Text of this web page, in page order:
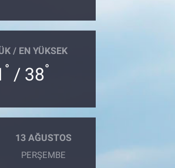
/ EN YÜKSEK
° / 38°
13 AĞUSTOS
PERŞEMBE